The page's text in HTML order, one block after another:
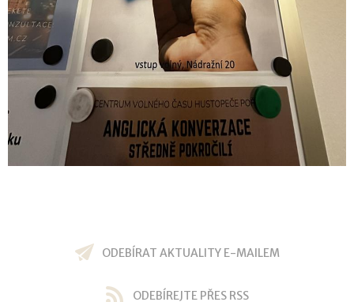
ODEBÍRAT AKTUALITY E-MAILEM
ODEBÍREJTE PŘES RSS